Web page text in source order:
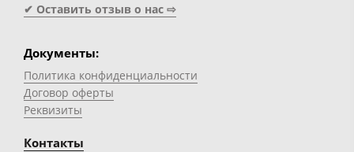
✔ Оставить отзыв о нас ⇨
Документы:
Политика конфиденциальности
Договор оферты
Реквизиты
Контакты